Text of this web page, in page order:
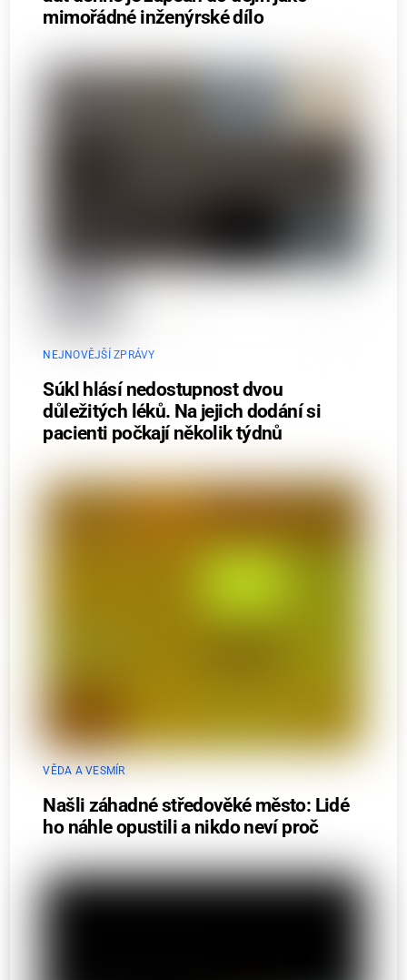
mimořádné inženýrské dílo
NEJNOVĚJŠÍ ZPRÁVY
Súkl hlásí nedostupnost dvou
důležitých léků. Na jejich dodání si
pacienti počkají několik týdnů
VĚDA A VESMÍR
Našli záhadné středověké město: Lidé
ho náhle opustili a nikdo neví proč